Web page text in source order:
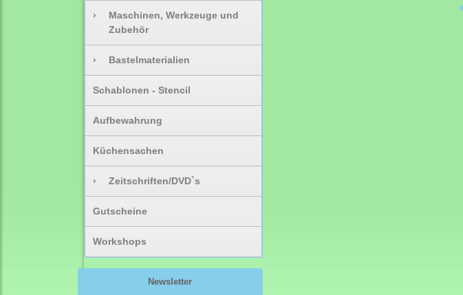
›
Maschinen, Werkzeuge und
Zubehör
› Bastelmaterialien
Schablonen - Stencil
Aufbewahrung
Küchensachen
› Zeitschriften/DVD`s
Gutscheine
Workshops
Newsletter